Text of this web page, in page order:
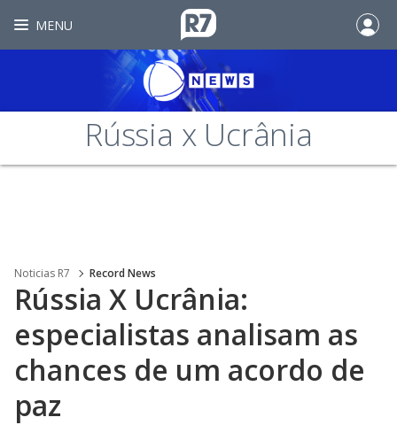
MENU
Rússia x Ucrânia
Noticias R7 Record News
Rússia X Ucrânia:
especialistas analisam as
chances de um acordo de
paz